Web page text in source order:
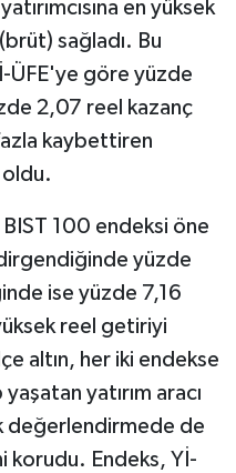
en yüksek
sağladı. Bu
ÜFE'ye göre yüzde
2,07 reel kazanç
kaybettiren
oldu.
100 endeksi öne
yüzde
ise yüzde 7,16
reel getiriyi
altın, her iki endekse
yatırım aracı
değerlendirmede de
korudu. Endeks, Yİ-